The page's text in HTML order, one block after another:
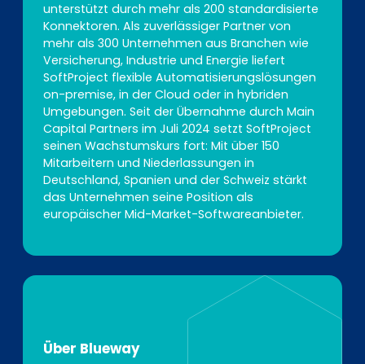
unterstützt durch mehr als 200 standardisierte
Konnektoren. Als zuverlässiger Partner von
mehr als 300 Unternehmen aus Branchen wie
Versicherung, Industrie und Energie liefert
SoftProject flexible Automatisierungslösungen
on-premise, in der Cloud oder in hybriden
Umgebungen. Seit der Übernahme durch Main
Capital Partners im Juli 2024 setzt SoftProject
seinen Wachstumskurs fort: Mit über 150
Mitarbeitern und Niederlassungen in
Deutschland, Spanien und der Schweiz stärkt
das Unternehmen seine Position als
europäischer Mid-Market-Softwareanbieter.
Über Blueway